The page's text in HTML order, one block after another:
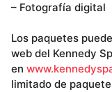
– Fotografía digital
Los paquetes
web del Kennedy
en
limitado de